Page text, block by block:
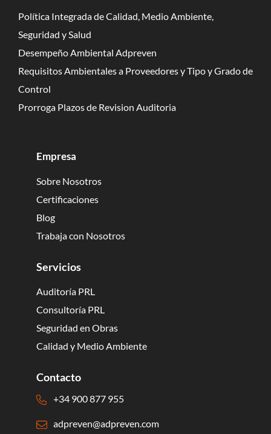
Política Integrada de Calidad, Medio Ambiente,
Seguridad y Salud
Desempeño Ambiental Adpreven
Requisitos Ambientales a Proveedores y Tipo y Grado de
Control
Prorroga Plazos de Revision Auditoria
Empresa
Sobre Nosotros
Certificaciones
Blog
Trabaja con Nosotros
Servicios
Auditoría PRL
Consultoría PRL
Seguridad en Obras
Calidad y Medio Ambiente
Contacto
+34 900 877 955
adpreven@adpreven.com